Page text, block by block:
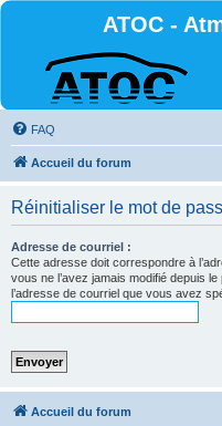
ATOC -
FAQ
Accueil du forum
Réinitialiser le mot de
Adresse de courriel :
Cette adresse doit correspondre à
vous ne l’avez jamais modifié depuis le
l’adresse de courriel que vous avez
Accueil du forum